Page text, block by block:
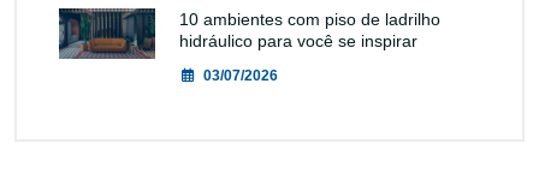
10 ambientes com piso de ladrilho
hidráulico para você se inspirar
03/07/2026